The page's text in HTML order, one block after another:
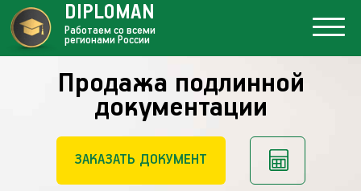
Продажа подлинной
документации
ЗАКАЗАТЬ ДОКУМЕНТ
DIPLOMAN
Работаем со всеми
регионами России